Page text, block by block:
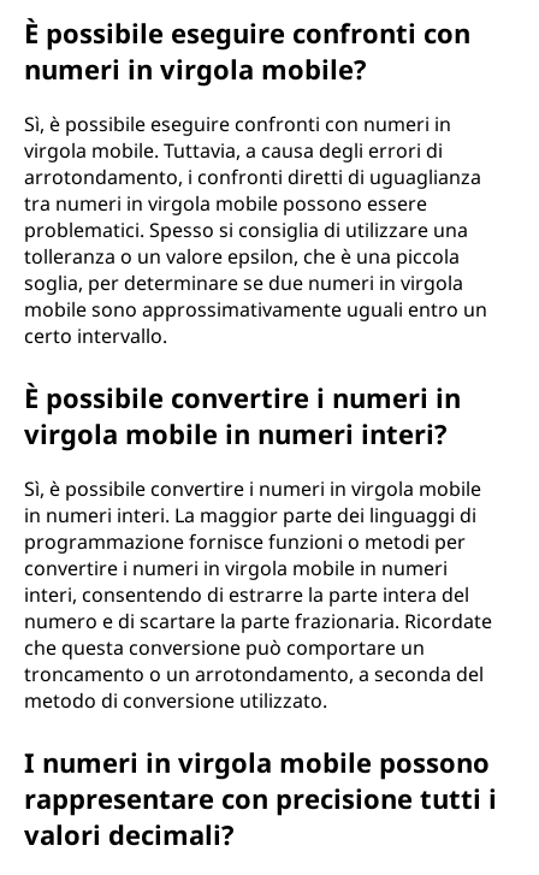
È possibile eseguire confronti con
numeri in virgola mobile?
Sì, è possibile eseguire confronti con numeri in
virgola mobile. Tuttavia, a causa degli errori di
arrotondamento, i confronti diretti di uguaglianza
tra numeri in virgola mobile possono essere
problematici. Spesso si consiglia di utilizzare una
tolleranza o un valore epsilon, che è una piccola
soglia, per determinare se due numeri in virgola
mobile sono approssimativamente uguali entro un
certo intervallo.
È possibile convertire i numeri in
virgola mobile in numeri interi?
Sì, è possibile convertire i numeri in virgola mobile
in numeri interi. La maggior parte dei linguaggi di
programmazione fornisce funzioni o metodi per
convertire i numeri in virgola mobile in numeri
interi, consentendo di estrarre la parte intera del
numero e di scartare la parte frazionaria. Ricordate
che questa conversione può comportare un
troncamento o un arrotondamento, a seconda del
metodo di conversione utilizzato.
I numeri in virgola mobile possono
rappresentare con precisione tutti i
valori decimali?